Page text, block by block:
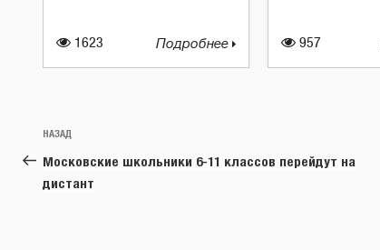
1623 Подробнее 957
Навигация
по
записям
Предыдущая
запись:
НАЗАД
Московские школьники 6-11 классов перейдут на
дистант